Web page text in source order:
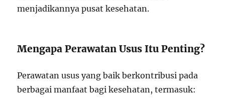
menjadikannya pusat kesehatan.
Mengapa Perawatan Usus Itu Penting?
Perawatan usus yang baik berkontribusi pada
berbagai manfaat bagi kesehatan, termasuk: